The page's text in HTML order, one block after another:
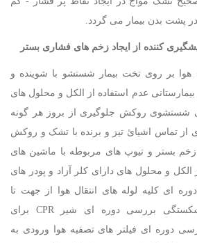
پشت بدن بیمار می گردد.
کننده از ایجاد زخم های فشاری بستر
هوا بر روی تخت بیمار شستشو با شوینده و
عدم استفاده از الکل و محلول های
شستشوی روکش جلوگیری از بروز هر گونه
از تماس اشیائ تیز و برنده با تشک و روکش
بستر و تیوپ های مربوطه با ماشین های
و محلول های دارای کلر آزاد و پودر های
ای کلیه لوله های انتقال هوا از جهت تا
خوردگی ،پوسیدگی و شکستگی بررسی دوره ای شیر CPR برای
دوره ای فیلتر های تصفیه هوا ورودی به